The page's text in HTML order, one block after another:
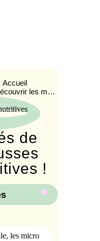
Accueil
les m…
de
!
les micro